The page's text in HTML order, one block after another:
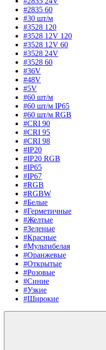
#2835 60
#30 шт/м
#3528 120
#3528 12V 120
#3528 12V 60
#3528 24V
#3528 60
#36V
#48V
#5V
#60 шт/м
#60 шт/м IP65
#60 шт/м RGB
#CRI 90
#CRI 95
#CRI 98
#IP20
#IP20 RGB
#IP65
#IP67
#RGB
#RGBW
#Белые
#Герметичные
#Желтые
#Зеленые
#Красные
#Мультибелая
#Оранжевые
#Открытые
#Розовые
#Синие
#Узкие
#Широкие